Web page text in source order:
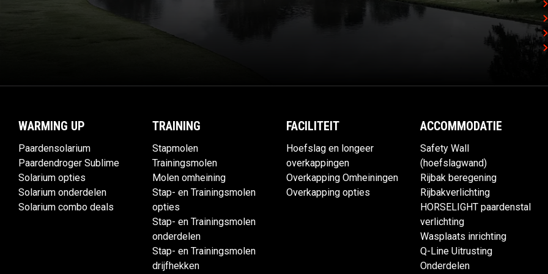
WARMING UP
Paardensolarium
Paardendroger Sublime
Solarium opties
Solarium onderdelen
Solarium combo deals
TRAINING
Stapmolen
Trainingsmolen
Molen omheining
Stap- en Trainingsmolen
opties
Stap- en Trainingsmolen
onderdelen
Stap- en Trainingsmolen
drijfhekken
FACILITEIT
Hoefslag en longeer
overkappingen
Overkapping Omheiningen
Overkapping opties
ACCOMMODATIE
Safety Wall
(hoefslagwand)
Rijbak beregening
Rijbakverlichting
HORSELIGHT paardenstal
verlichting
Wasplaats inrichting
Q-Line Uitrusting
Onderdelen